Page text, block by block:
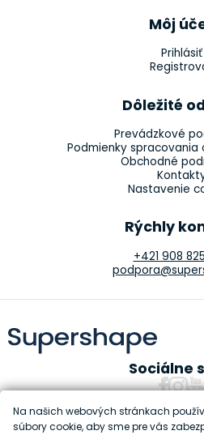
Môj
Prihlásiť
Dôležité
Prevádzkové
Podmienky spracovania
Obchodné
Nastavenie
Rýchly
+421 908
Sociálne
Na našich webových stránkach
súbory cookie, aby sme pre vás